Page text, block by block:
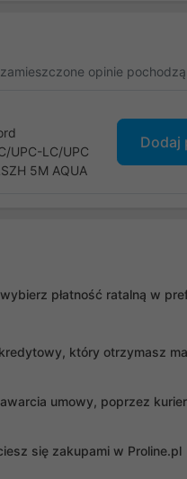
opinie
UPC-LC/UPC
5M AQUA
Dodaj
wybierz płatność ratalną w
który otrzymasz
umowy, poprzez
się zakupami w Proline.pl